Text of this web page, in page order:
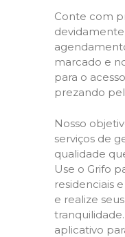
Conte com
marcado e
para o
prezando
Nosso
serviços de
qualidade
Use o Grifo
residenciais
e realize
aplicativo